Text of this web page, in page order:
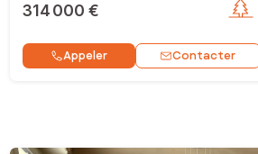
314 000 €
Appeler Contacter